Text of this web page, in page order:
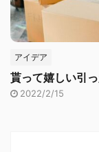
アイデア
貰って嬉しい引
2022/2/15